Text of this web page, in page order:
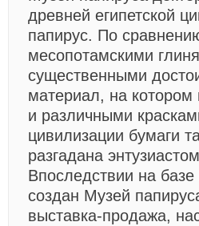
древней египетской
папирус. По
месопотамскими
существенными
материал, на
и различными
цивилизации бумаги
разгадана
Впоследствии на
создан Музей
выставка-продажа,